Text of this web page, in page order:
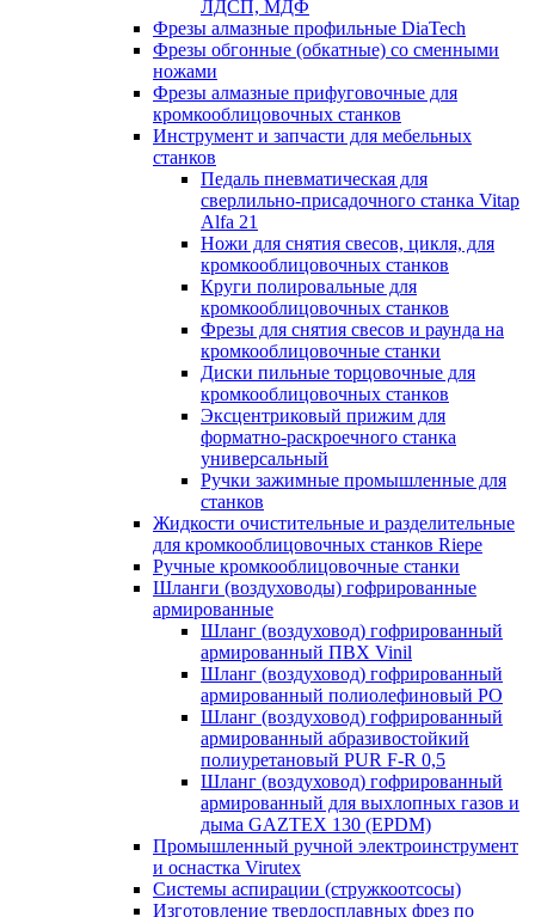
ЛДСП, МДФ
Фрезы алмазные профильные DiaTech
Фрезы обгонные (обкатные) со сменными
ножами
Фрезы алмазные прифуговочные для
кромкооблицовочных станков
Инструмент и запчасти для мебельных
станков
Педаль пневматическая для
сверлильно-присадочного станка Vitap
Alfa 21
Ножи для снятия свесов, цикля, для
кромкооблицовочных станков
Круги полировальные для
кромкооблицовочных станков
Фрезы для снятия свесов и раунда на
кромкооблицовочные станки
Диски пильные торцовочные для
кромкооблицовочных станков
Эксцентриковый прижим для
форматно-раскроечного станка
универсальный
Ручки зажимные промышленные для
станков
Жидкости очистительные и разделительные
для кромкооблицовочных станков Riepe
Ручные кромкооблицовочные станки
Шланги (воздуховоды) гофрированные
армированные
Шланг (воздуховод) гофрированный
армированный ПВХ Vinil
Шланг (воздуховод) гофрированный
армированный полиолефиновый PO
Шланг (воздуховод) гофрированный
армированный абразивостойкий
полиуретановый PUR F-R 0,5
Шланг (воздуховод) гофрированный
армированный для выхлопных газов и
дыма GAZTEX 130 (EPDM)
Промышленный ручной электроинструмент
и оснастка Virutex
Системы аспирации (стружкоотсосы)
Изготовление твердосплавных фрез по